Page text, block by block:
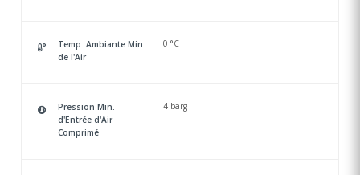
Temp. Ambiante Min.
de l'Air
0 °C
Pression Min.
d'Entrée d'Air
Comprimé
4 barg